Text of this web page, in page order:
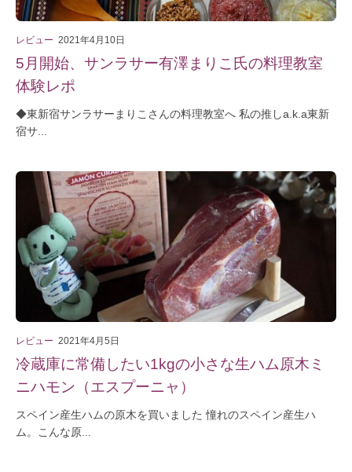
レビュー 2021年4月10日
5月開始、サンラサー有澤まりこ氏の料理教室
体験レポ
◆東新宿サンラサーまりこさんの料理教室へ 私の推しa.k.a東新
宿サ...
レビュー 2021年4月5日
冷蔵庫に常備したい1kgの小さな生ハム原木ミ
ニハモン（エスプーニャ）
スペイン産生ハムの原木を買いました 憧れのスペイン産生ハ
ム。こんな原...